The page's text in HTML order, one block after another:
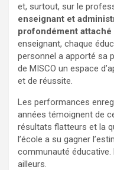
et, surtout, sur le
enseignant et
profondément
enseignant, chaque
personnel a apporté sa
de MISCO un espace
et de réussite.
Les performances
années témoignent de
résultats flatteurs et la
l’école a su gagner
communauté éducative.
ailleurs.